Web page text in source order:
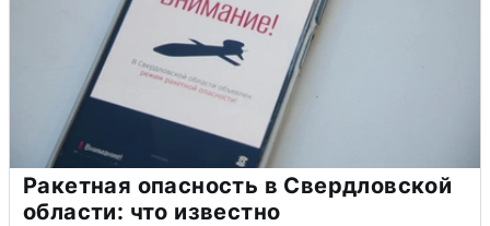
Ракетная опасность в Свердловской
области: что известно